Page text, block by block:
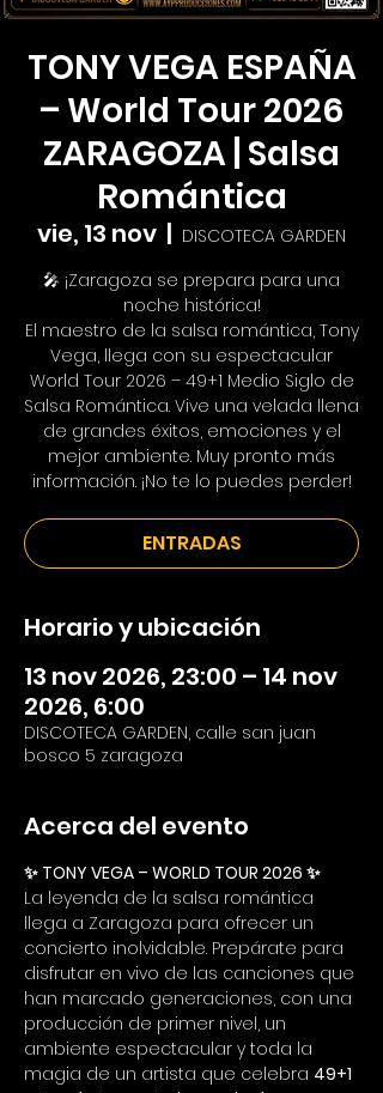
TONY VEGA ESPAÑA
– World Tour 2026
ZARAGOZA | Salsa
Romántica
vie, 13 nov
  |
DISCOTECA GARDEN
🎤 ¡Zaragoza se prepara para una
noche histórica!
El maestro de la salsa romántica, Tony
Vega, llega con su espectacular
World Tour 2026 – 49+1 Medio Siglo de
Salsa Romántica. Vive una velada llena
de grandes éxitos, emociones y el
mejor ambiente. Muy pronto más
información. ¡No te lo puedes perder!
ENTRADAS
Horario y ubicación
13 nov 2026, 23:00 – 14 nov
2026, 6:00
DISCOTECA GARDEN, calle san juan
bosco 5 zaragoza
Acerca del evento
✨ TONY VEGA – WORLD TOUR 2026 ✨
La leyenda de la salsa romántica
llega a Zaragoza para ofrecer un
concierto inolvidable. Prepárate para
disfrutar en vivo de las canciones que
han marcado generaciones, con una
producción de primer nivel, un
ambiente espectacular y toda la
magia de un artista que celebra 49+1